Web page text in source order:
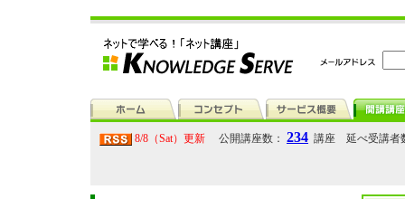
8/8（Sat）更新 公開講座数： 234 講座 延べ受講者